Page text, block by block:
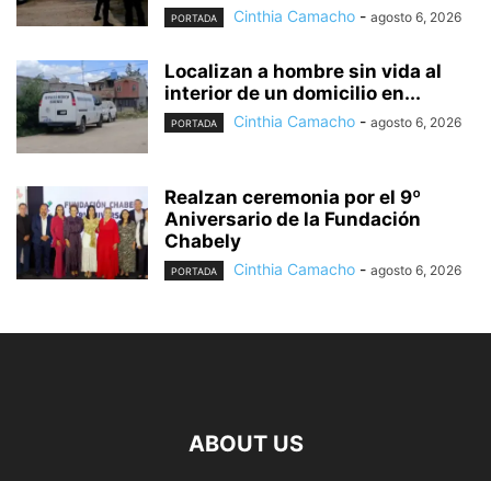
PORTADA Cinthia Camacho - agosto 6, 2026
Localizan a hombre sin vida al
interior de un domicilio en...
PORTADA Cinthia Camacho - agosto 6, 2026
Realzan ceremonia por el 9º
Aniversario de la Fundación
Chabely
PORTADA Cinthia Camacho - agosto 6, 2026
ABOUT US